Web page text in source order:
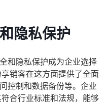
隐私保护
和隐私保护成为企业选择
销客在这方面提供了全面
控制和数据备份等。企业
合行业标准和法规，能够